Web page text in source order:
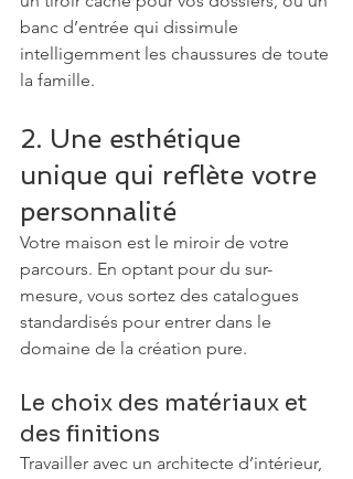
banc d’entrée qui dissimule
intelligemment les chaussures de toute
la famille.
2. Une esthétique
unique qui reflète votre
personnalité
Votre maison est le miroir de votre
parcours. En optant pour du sur-
mesure, vous sortez des catalogues
standardisés pour entrer dans le
domaine de la création pure.
Le choix des matériaux et
des finitions
Travailler avec un architecte d’intérieur,